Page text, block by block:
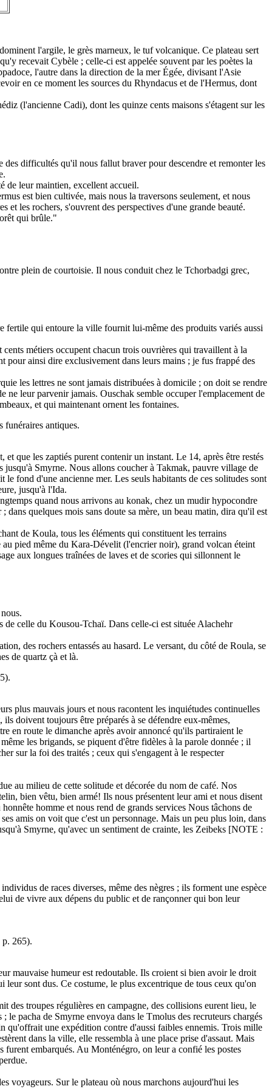
l'argile, le grès marneux, le tuf volcanique. Ce plateau sert
recevait Cybèle ; celle-ci est appelée souvent par les poètes la
l'autre dans la direction de la mer Égée, divisant l'Asie
en ce moment les sources du Rhyndacus et de l'Hermus, dont
(l'ancienne Cadi), dont les quinze cents maisons s'étagent sur les
difficultés qu'il nous fallut braver pour descendre et remonter les
de leur maintien, excellent accueil.
est bien cultivée, mais nous la traversons seulement, et nous
et les rochers, s'ouvrent des perspectives d'une grande beauté.
qui brûle."
plein de courtoisie. Il nous conduit chez le Tchorbadgi grec,
fertile qui entoure la ville fournit lui-même des produits variés aussi
métiers occupent chacun trois ouvrières qui travaillent à la
pour ainsi dire exclusivement dans leurs mains ; je fus frappé des
les lettres ne sont jamais distribuées à domicile ; on doit se rendre
ne leur parvenir jamais. Ouschak semble occuper l'emplacement de
et qui maintenant ornent les fontaines.
antiques.
que les zaptiés purent contenir un instant. Le 14, après être restés
jusqu'à Smyrne. Nous allons coucher à Takmak, pauvre village de
fond d'une ancienne mer. Les seuls habitants de ces solitudes sont
jusqu'à l'Ida.
quand nous arrivons au konak, chez un mudir hypocondre
quelques mois sans doute sa mère, un beau matin, dira qu'il est
de Koula, tous les éléments qui constituent les terrains
pied même du Kara-Dévelit (l'encrier noir), grand volcan éteint
aux longues traînées de laves et de scories qui sillonnent le
de celle du Kousou-Tchaï. Dans celle-ci est située Alachehr
des rochers entassés au hasard. Le versant, du côté de Roula, se
de quartz çà et là.
plus mauvais jours et nous racontent les inquiétudes continuelles
doivent toujours être préparés à se défendre eux-mêmes,
en route le dimanche après avoir annoncé qu'ils partiraient le
les brigands, se piquent d'être fidèles à la parole donnée ; il
sur la foi des traités ; ceux qui s'engagent à le respecter
au milieu de cette solitude et décorée du nom de café. Nos
bien vêtu, bien armé! Ils nous présentent leur ami et nous disent
homme et nous rend de grands services Nous tâchons de
amis on voit que c'est un personnage. Mais un peu plus loin, dans
Smyrne, qu'avec un sentiment de crainte, les Zeibeks [NOTE :
de races diverses, même des nègres ; ils forment une espèce
de vivre aux dépens du public et de rançonner qui bon leur
265).
mauvaise humeur est redoutable. Ils croient si bien avoir le droit
leur sont dus. Ce costume, le plus excentrique de tous ceux qu'on
des troupes régulières en campagne, des collisions eurent lieu, le
pacha de Smyrne envoya dans le Tmolus des recruteurs chargés
qu'offrait une expédition contre d'aussi faibles ennemis. Trois mille
dans la ville, elle ressembla à une place prise d'assaut. Mais
embarqués. Au Monténégro, on leur a confié les postes
voyageurs. Sur le plateau où nous marchons aujourd'hui les